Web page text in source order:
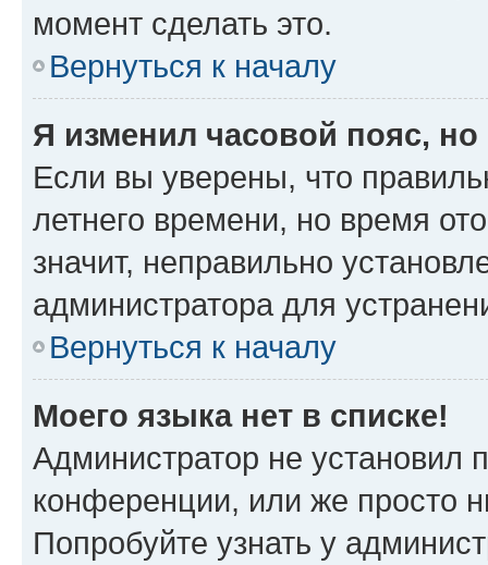
момент сделать это.
Вернуться к началу
Я изменил часовой пояс,
Если вы уверены, что
летнего времени, но время
значит, неправильно
администратора для
Вернуться к началу
Моего языка нет в списке!
Администратор не установил
конференции, или же просто
Попробуйте узнать у